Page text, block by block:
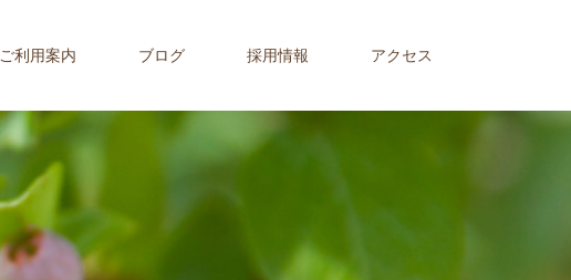
ご利用案内 ブログ 採用情報 アクセス